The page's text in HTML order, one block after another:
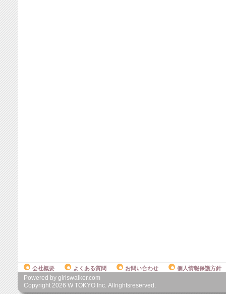
会社概要 よくある質問 お問い合わせ 個人情報保護方針
Powered by girlswalker.com
Copyright 2026 W TOKYO Inc. Allrightsreserved.